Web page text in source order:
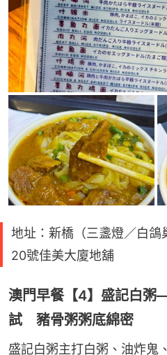
地址：新橋（三盞燈／白鴿
20號佳美大廈地舖
澳門早餐【4】盛記白
試 豬骨粥粥底綿密
盛記白粥主打白粥、油炸鬼